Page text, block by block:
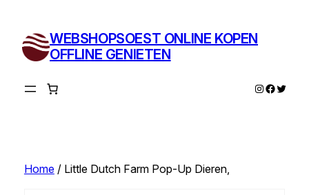
inhoud
WEBSHOPSOEST ONLINE KOPEN
OFFLINE GENIETEN
Instagram
Twitter
Home/ Little Dutch Farm Pop-Up Dieren,